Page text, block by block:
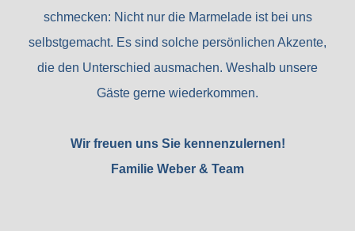
schmecken: Nicht nur die Marmelade ist bei uns
selbstgemacht. Es sind solche persönlichen Akzente,
die den Unterschied ausmachen. Weshalb unsere
Gäste gerne wiederkommen.
Wir freuen uns Sie kennenzulernen!
Familie Weber & Team